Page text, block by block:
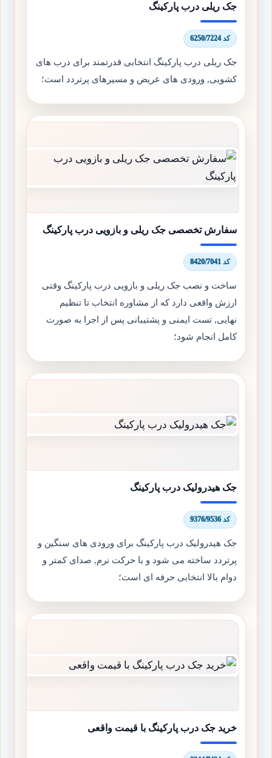
جک ریلی درب پارکینگ
کد 6250/7224
جک ریلی درب پارکینگ انتخابی قدرتمند برای درب های
کشویی, ورودی های عریض و مسیرهای پرتردد است؛
سفارش تخصصی جک ریلی و بازویی درب پارکینگ
کد 8420/7041
ساخت و نصب جک ریلی و بازویی درب پارکینگ وقتی
ارزش واقعی دارد که از مشاوره انتخاب تا تنظیم
نهایی, تست ایمنی و پشتیبانی پس از اجرا به صورت
کامل انجام شود؛
جک هیدرولیک درب پارکینگ
کد 9376/9536
جک هیدرولیک درب پارکینگ برای ورودی های سنگین و
پرتردد ساخته می شود و با حرکت نرم, صدای کمتر و
دوام بالا انتخابی حرفه ای است؛
خرید جک درب پارکینگ با قیمت واقعی